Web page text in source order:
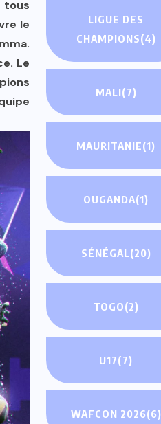
tous
le
Le
LIGUE DES
CHAMPIONS(4)
MALI(7)
MAURITANIE(1)
OUGANDA(1)
SÉNÉGAL(20)
TOGO(2)
U17(7)
WAFCON 2026(6)